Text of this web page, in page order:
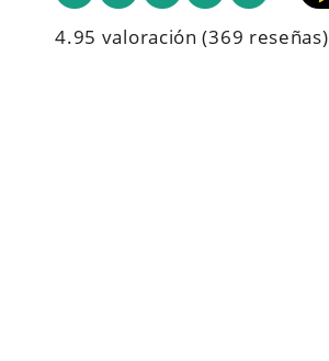
4.95 valoración (369 reseñas)